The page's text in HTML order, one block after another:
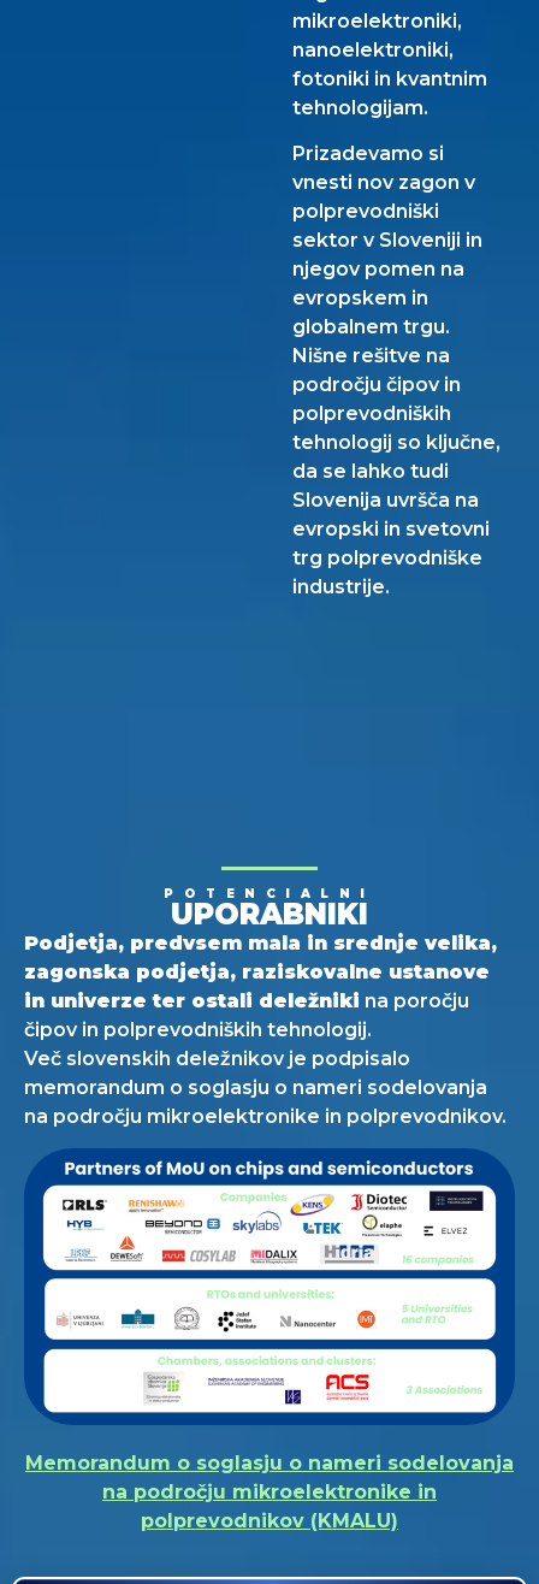
mikroelektroniki,
nanoelektroniki,
fotoniki in kvantnim
tehnologijam.
Prizadevamo si
vnesti nov zagon v
polprevodniški
sektor v Sloveniji in
njegov pomen na
evropskem in
globalnem trgu.
Nišne rešitve na
področju čipov in
polprevodniških
tehnologij so ključne,
da se lahko tudi
Slovenija uvršča na
evropski in svetovni
trg polprevodniške
industrije.
POTENCIALNI
UPORABNIKI
Podjetja, predvsem mala in srednje velika,
zagonska podjetja, raziskovalne ustanove
in univerze ter ostali deležniki na poročju
čipov in polprevodniških tehnologij.
Več slovenskih deležnikov je podpisalo
memorandum o soglasju o nameri sodelovanja
na področju mikroelektronike in polprevodnikov.
Memorandum o soglasju o nameri sodelovanja
na področju mikroelektronike in
polprevodnikov (KMALU)